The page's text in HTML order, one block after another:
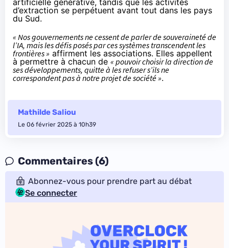
artificielle générative, tandis que les activités
d’extraction se perpétuent avant tout dans les pays
du Sud.
« Nos gouvernements ne cessent de parler de souveraineté de
l’IA, mais les défis posés par ces systèmes transcendent les
frontières » affirment les associations. Elles appellent
à permettre à chacun de « pouvoir choisir la direction de
ses développements, quitte à les refuser s’ils ne
correspondent pas à notre projet de société ».
Mathilde Saliou
Le 06 février 2025 à 10h39
Commentaires (6)
Abonnez-vous pour prendre part au débat
Se connecter